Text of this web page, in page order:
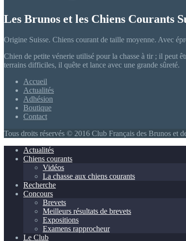
Les Brunos et les Chiens Courants
Origine Suisse. Chiens courant de taille moyenne. Avec
Chien de petite vénerie utilisé pour la chasse à tir ; il peut
terrains difficiles, il quête et lance avec une grande sûreté.
Accueil
Actualités
Adhésion
Boutique
Contact
Tous droits réservés © 2016 Club Français des Brunos et
Actualités
Chiens courants
Vidéos
La chasse aux chiens courants
Recherche
Concours
Brevets
Meilleurs résultats de brevets
Expositions
Examens rapprocheur
Le Club